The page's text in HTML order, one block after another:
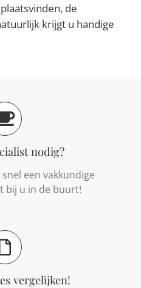
de
krijgt u handige
nodig?
een vakkundige
bij u in de buurt!
vergelijken!